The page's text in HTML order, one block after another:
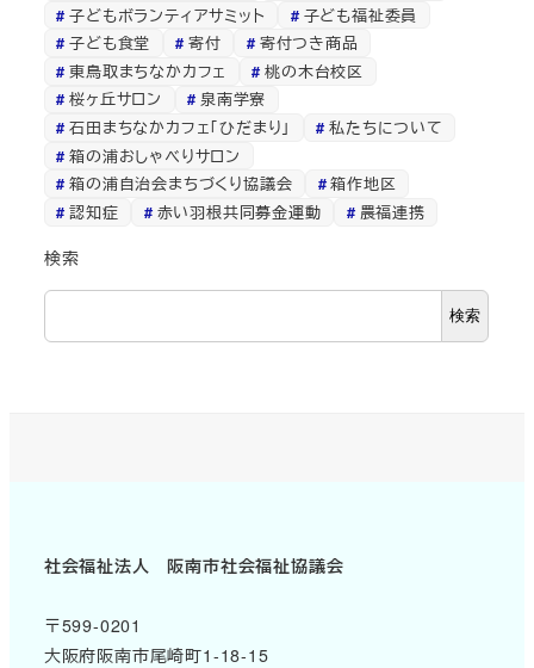
子どもボランティアサミット
子ども福祉委員
子ども食堂
寄付
寄付つき商品
東鳥取まちなかカフェ
桃の木台校区
桜ヶ丘サロン
泉南学寮
石田まちなかカフェ「ひだまり」
私たちについて
箱の浦おしゃべりサロン
箱の浦自治会まちづくり協議会
箱作地区
認知症
赤い羽根共同募金運動 農福連携
検索
検索
社会福祉法人 阪南市社会福祉協議会
〒599-0201
大阪府阪南市尾崎町1-18-15